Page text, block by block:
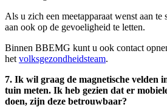
Als u zich een meetapparaat wenst aan
aan ook op de gevoeligheid te letten.
Binnen BBEMG kunt u ook contact
het volksgezondheidsteam.
7. Ik wil graag de magnetische velden
tuin meten. Ik heb gezien dat er
doen, zijn deze betrouwbaar?